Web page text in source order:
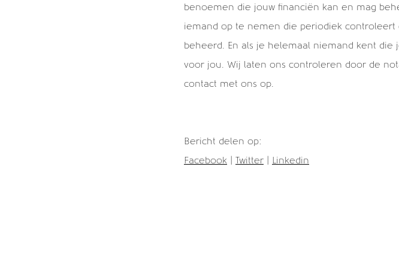
benoemen die jouw financiën kan en mag
iemand op te nemen die periodiek
beheerd. En als je helemaal niemand kent die
voor jou. Wij laten ons controleren door de
contact met ons op.
Bericht delen op:
Facebook
Twitter Linkedin